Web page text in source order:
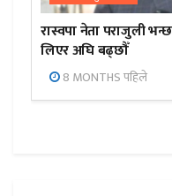
रास्वपा नेता पराजुली
लिएर अघि बढ्छौँ
8 MONTHS पहिले